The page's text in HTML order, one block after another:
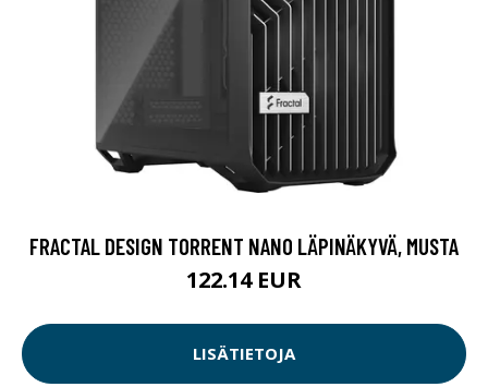
FRACTAL DESIGN TORRENT NANO LÄPINÄKYVÄ, MUSTA
122.14 EUR
LISÄTIETOJA